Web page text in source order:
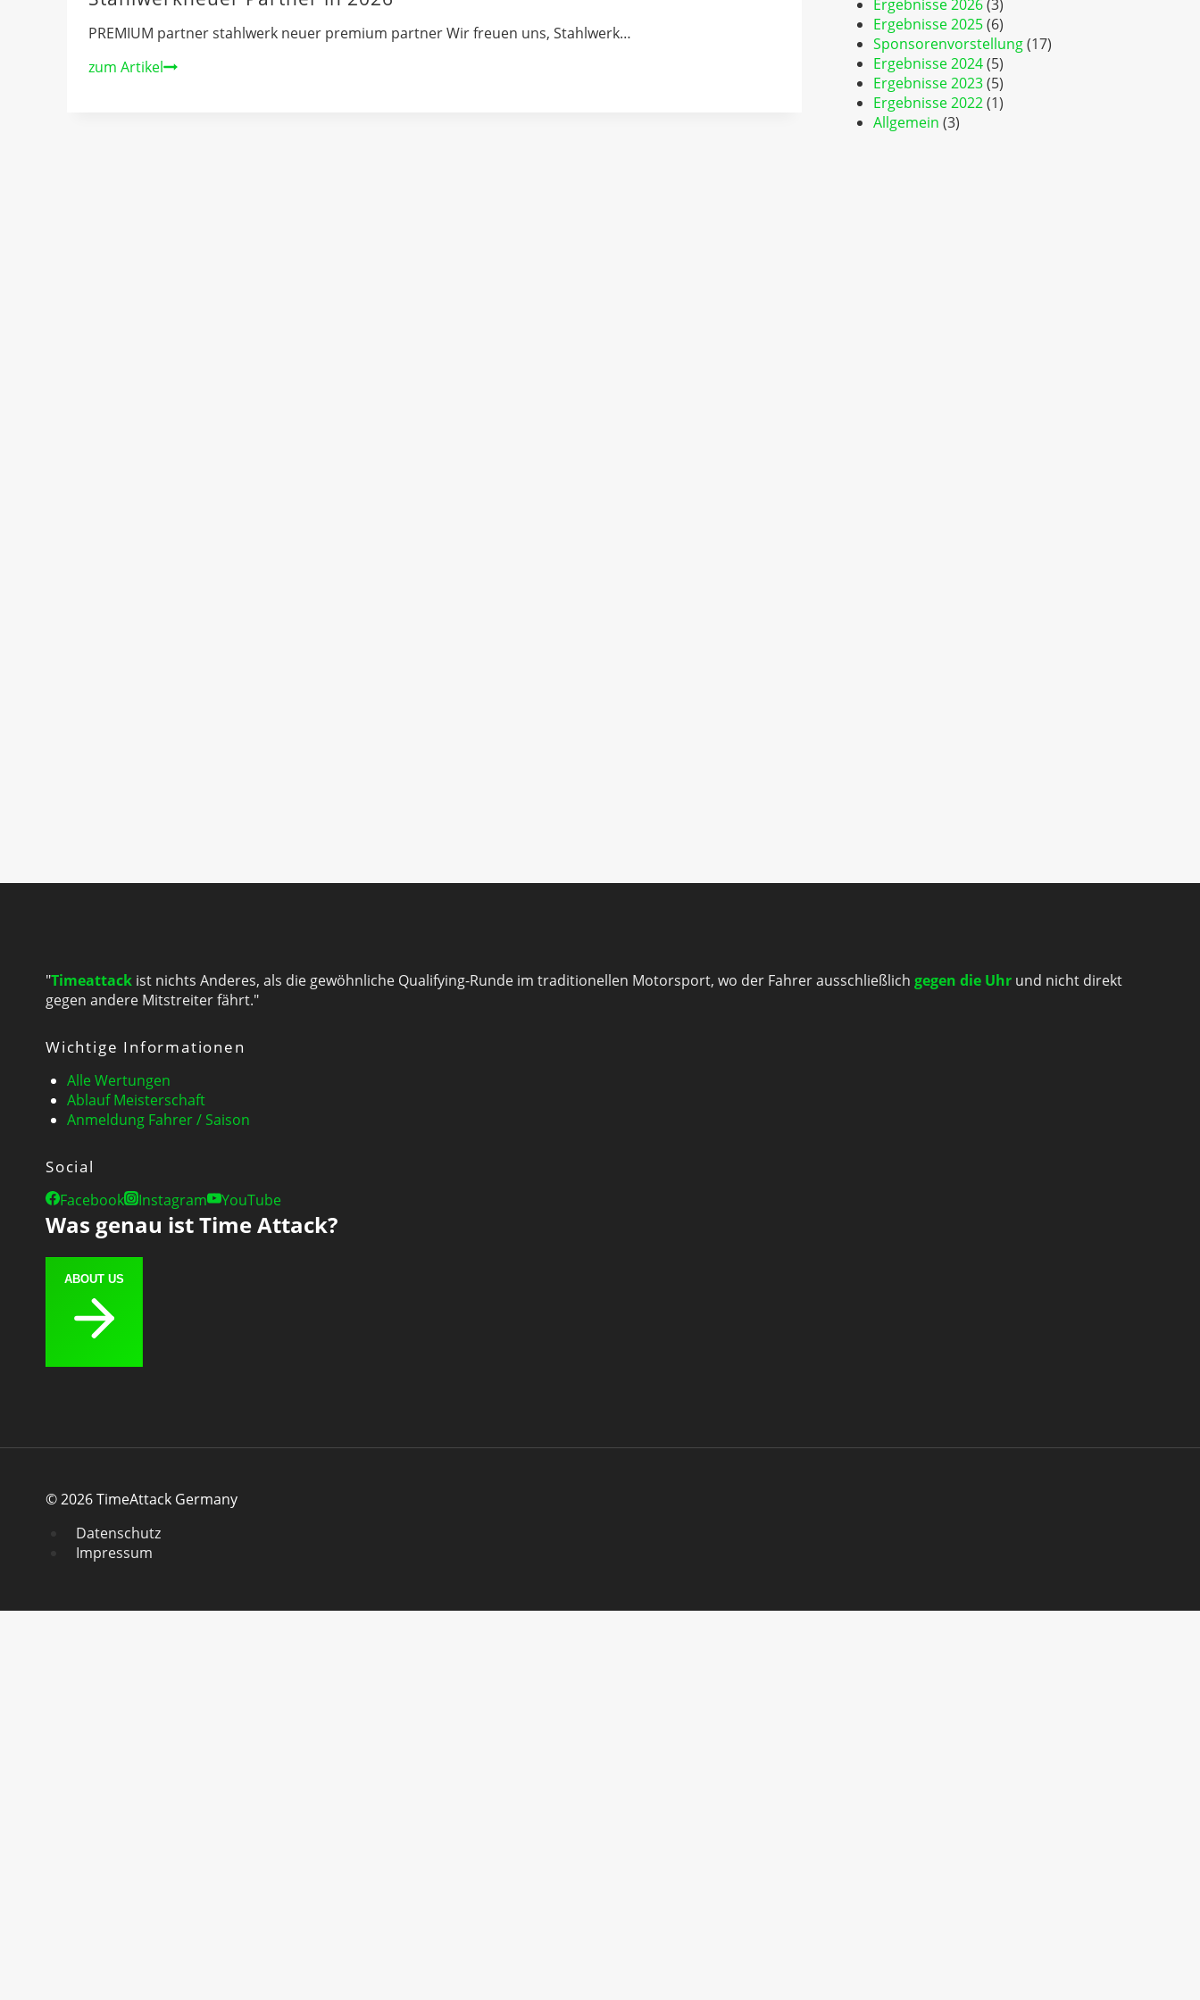
PREMIUM partner stahlwerk neuer premium partner Wir freuen uns, Stahlwerk…
zum ArtikelStahlwerkneuer
Ergebnisse 2026(3)
Ergebnisse 2025(6)
Sponsorenvorstellung(17)
Ergebnisse 2024(5)
Ergebnisse 2023(5)
Ergebnisse 2022(1)
Allgemein (3)
"Timeattack ist nichts Anderes, als die gewöhnliche Qualifying-Runde im traditionellen Motorsport, wo der Fahrer ausschließlich gegen die Uhr und nicht direkt
gegen andere Mitstreiter fährt."
Wichtige Informationen
Alle Wertungen
Ablauf Meisterschaft
Anmeldung Fahrer / Saison
Social
Facebook Instagram YouTube
Was genau ist Time Attack?
ABOUT US
© 2026 TimeAttack Germany
Datenschutz
Impressum